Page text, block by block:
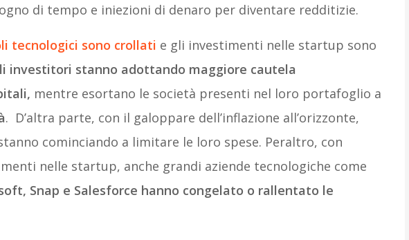
di tempo e iniezioni di denaro per diventare redditizie.
tecnologici sono crollati e gli investimenti nelle startup sono
investitori stanno adottando maggiore cautela
mentre esortano le società presenti nel loro portafoglio a
. D’altra parte, con il galoppare dell’inflazione all’orizzonte,
cominciando a limitare le loro spese. Peraltro, con
nelle startup, anche grandi aziende tecnologiche come
Snap e Salesforce hanno congelato o rallentato le